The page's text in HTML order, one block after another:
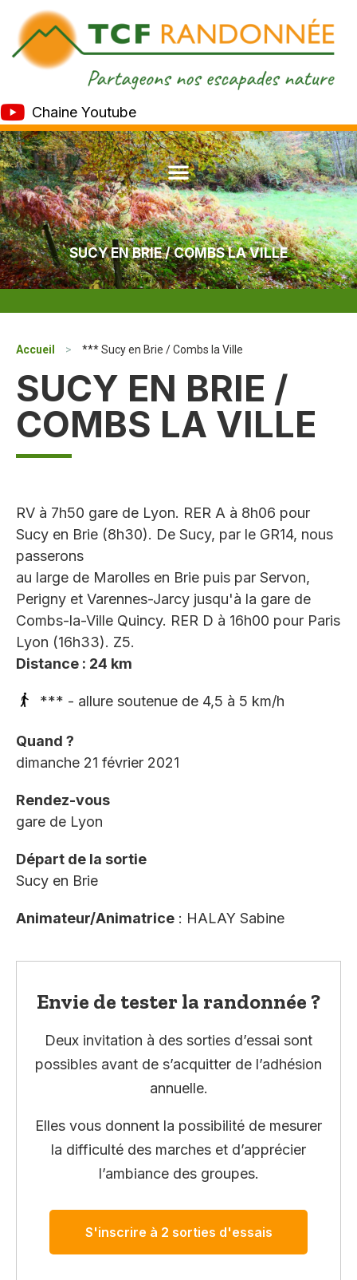
Chaine Youtube
SUCY EN BRIE / COMBS LA VILLE
Accueil > *** Sucy en Brie / Combs la Ville
SUCY EN BRIE /
COMBS LA VILLE
RV à 7h50 gare de Lyon. RER A à 8h06 pour
Sucy en Brie (8h30). De Sucy, par le GR14, nous
passerons
au large de Marolles en Brie puis par Servon,
Perigny et Varennes-Jarcy jusqu'à la gare de
Combs-la-Ville Quincy. RER D à 16h00 pour Paris
Lyon (16h33). Z5.
Distance : 24 km
*** - allure soutenue de 4,5 à 5 km/h
Quand ?
dimanche 21 février 2021
Rendez-vous
gare de Lyon
Départ de la sortie
Sucy en Brie
Animateur/Animatrice : HALAY Sabine
Envie de tester la randonnée ?
Deux invitation à des sorties d’essai sont
possibles avant de s’acquitter de l’adhésion
annuelle.
Elles vous donnent la possibilité de mesurer
la difficulté des marches et d’apprécier
l’ambiance des groupes.
S'inscrire à 2 sorties d'essais